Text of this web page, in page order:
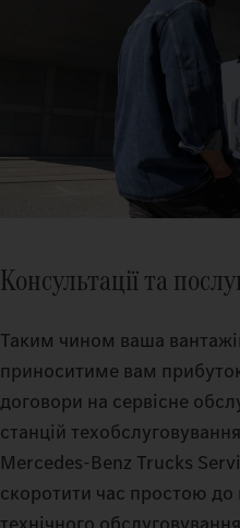
Консультації та
Таким чином ваша
приноситиме вам
договори на сервісне
станцій
Mercedes-Benz Trucks
скоротити час простою до
технічного